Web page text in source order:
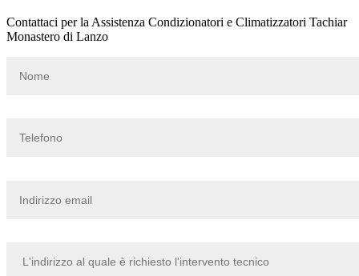
Contattaci per la Assistenza Condizionatori e Climatizzatori Tachiar
Monastero di Lanzo